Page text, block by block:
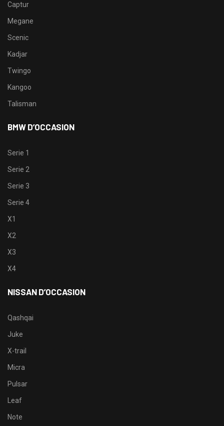
Captur
Megane
Scenic
Kadjar
Twingo
Kangoo
Talisman
BMW D’OCCASION
Serie 1
Serie 2
Serie 3
Serie 4
X1
X2
X3
X4
NISSAN D’OCCASION
Qashqai
Juke
X-trail
Micra
Pulsar
Leaf
Note